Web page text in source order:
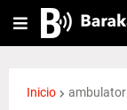
Inicio